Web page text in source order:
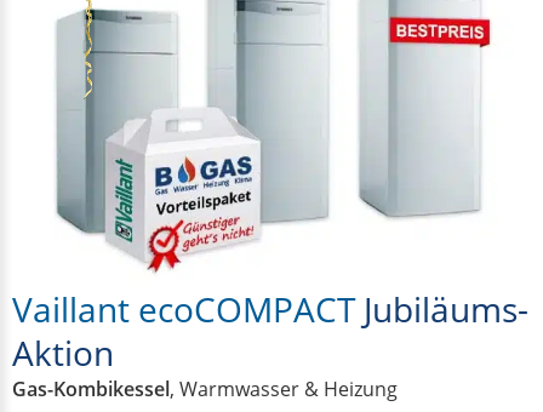
24h
Notdienst
Projekte
Ratgeber
uns
Vaillant ecoCOMPACT Jubiläums-
Aktion
Gas-Kombikessel, Warmwasser & Heizung